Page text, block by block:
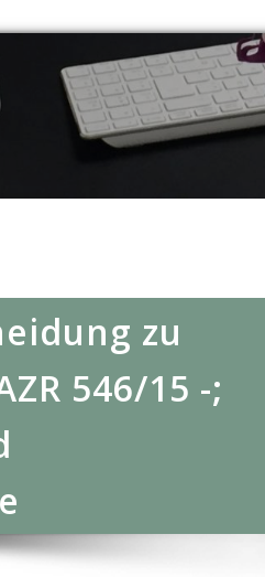
zu
546/15 -;